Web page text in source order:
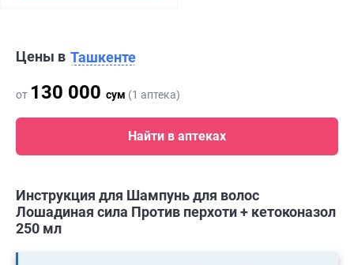
Цены в Ташкенте
от 130 000 сум (1 аптека)
Найти в аптеках
Инструкция для Шампунь для волос
Лошадиная сила Против перхоти + кетоконазол
250 мл